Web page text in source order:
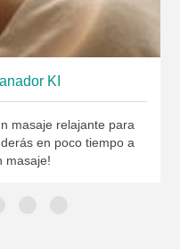
KI
masaje relajante para
en poco tiempo a
masaje!